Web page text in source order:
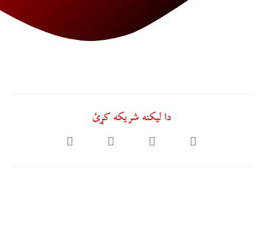
دا ليکنه شريکه کړئ